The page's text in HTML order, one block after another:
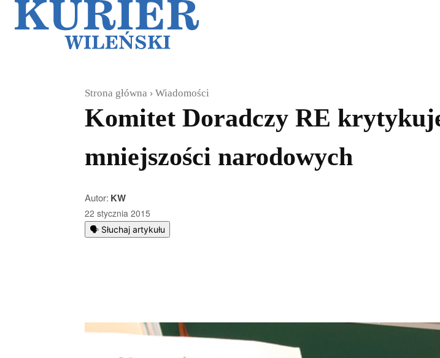
Strona główna Wiadomości
Komitet Doradczy RE
mniejszości narodowych
Autor: KW
22 stycznia 2015
🗣️ Słuchaj artykułu